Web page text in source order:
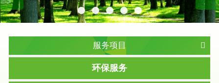
服务项目
环保服务